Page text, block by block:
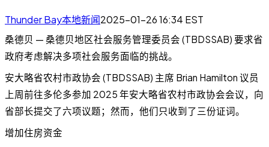
Thunder Bay本地新闻2025-01-26 16:34 EST
桑德贝 — 桑德贝地区社会服务管理委员会 (TBDSSAB) 要求省
政府考虑解决多项社会服务面临的挑战。
安大略省农村市政协会 (TBDSSAB) 主席 Brian Hamilton 议员
上周前往多伦多参加 2025 年安大略省农村市政协会会议，向
省部长提交了六项议题；然而，他们只收到了三份证词。
增加住房资金